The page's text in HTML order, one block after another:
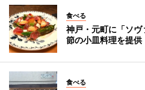
食べる
神戸・元町に「ソ
節の小皿料理を提供
食べる